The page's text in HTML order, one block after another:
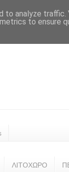
ΛΙΤΟΧΩΡΟ
analyze traffic.
to ensure